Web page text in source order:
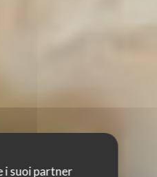
i suoi partner